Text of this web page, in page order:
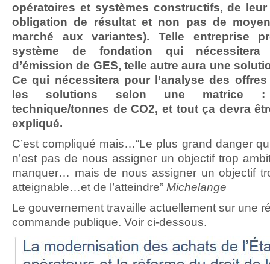
opératoires et systèmes constructifs, de
obligation de résultat et non pas de
marché aux variantes). Telle entreprise
système de fondation qui
d’émission de GES, telle autre aura une
Ce qui nécessitera pour l’analyse des
les solutions selon une matrice :
technique/tonnes de CO2, et tout ça devra
expliqué.
C’est compliqué mais…“Le plus grand danger
n’est pas de nous assigner un objectif trop
manquer… mais de nous assigner un objectif
atteignable…et de l’atteindre” Michelange
Le gouvernement travaille actuellement sur une
commande publique. Voir ci-dessous.